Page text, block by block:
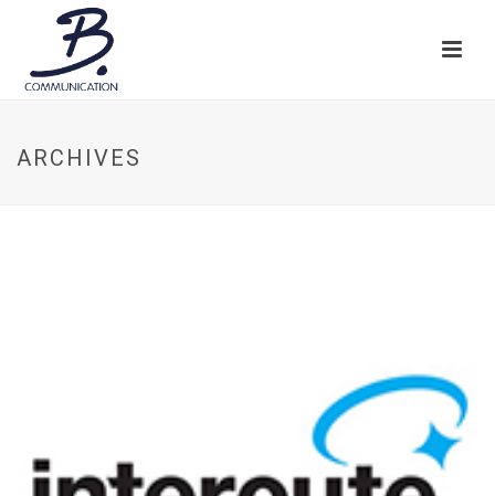
ARCHIVES